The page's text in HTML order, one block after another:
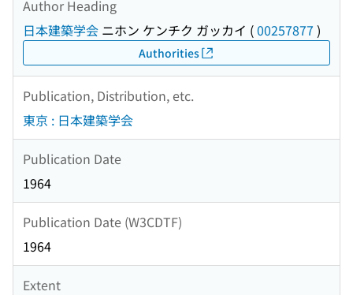
Author Heading
日本建築学会 ニホン ケンチク ガッカイ (00257877 )
Authorities
Publication, Distribution, etc.
東京 : 日本建築学会
Publication Date
1964
Publication Date (W3CDTF)
1964
Extent